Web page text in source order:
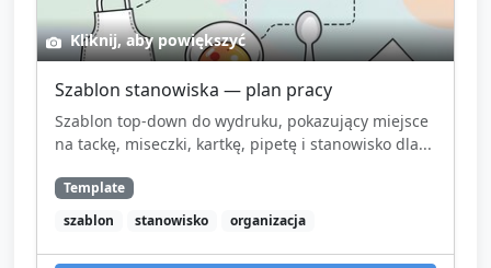
Kliknij, aby powiększyć
Szablon stanowiska — plan pracy
Szablon top‑down do wydruku, pokazujący miejsce
na tackę, miseczki, kartkę, pipetę i stanowisko dla...
Template
szablon
stanowisko organizacja